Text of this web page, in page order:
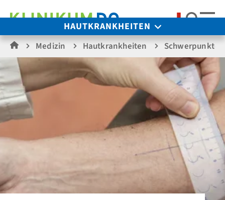
HAUTKRANKHEITEN
Medizin Hautkrankheiten Schwerpunkte